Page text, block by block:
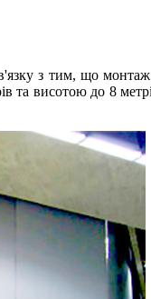
з тим, що
та висотою до 8